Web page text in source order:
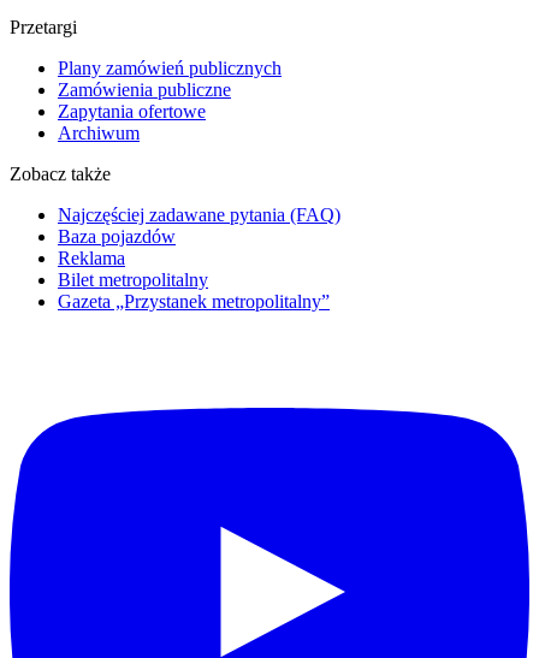
Przetargi
Plany zamówień publicznych
Zamówienia publiczne
Zapytania ofertowe
Archiwum
Zobacz także
Najczęściej zadawane pytania (FAQ)
Baza pojazdów
Reklama
Bilet metropolitalny
Gazeta „Przystanek metropolitalny”